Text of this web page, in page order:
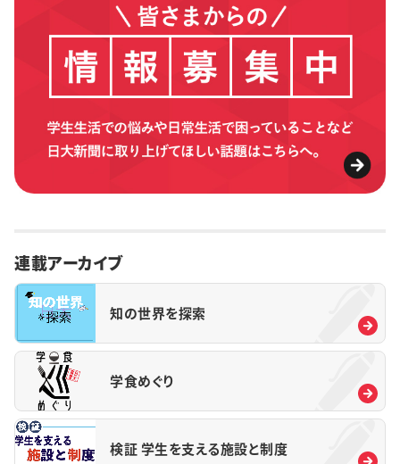
連載アーカイブ
知の世界を探索
学食めぐり
検証 学生を支える施設と制度